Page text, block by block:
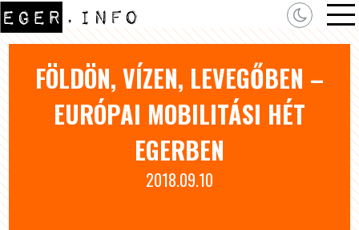
FÖLDÖN, VÍZEN, LEVEGŐBEN –
EURÓPAI MOBILITÁSI HÉT
EGERBEN
2018.09.10